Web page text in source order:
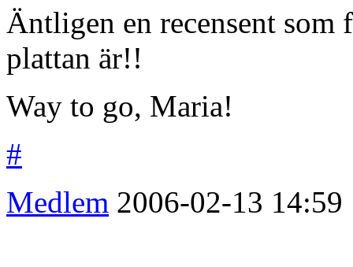
Äntligen en recensent som
plattan är!!
Way to go, Maria!
#
Medlem 2006-02-13 14:59